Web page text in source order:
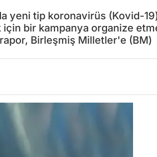
yeni tip koronavirüs (Kovid-
için bir kampanya organize
Birleşmiş Milletler'e (BM)